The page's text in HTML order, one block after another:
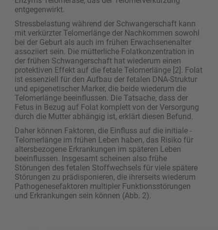
entgegenwirkt.
Stressbelastung während der Schwangerschaft kann
mit verkürzter Telomerlänge der Nachkommen sowohl
bei der Geburt als auch im frühen Erwachsenenalter
assoziiert sein. Die mütterliche Folatkonzentration in
der frühen Schwangerschaft hat wiederum einen
protektiven Effekt auf die fetale Telomerlänge [2]. Folat
ist essenziell für den ­Aufbau der fetalen DNA-Struktur
und epigenetischer Marker, die beide wiederum die
Telomerlänge beeinflussen. Die Tatsache, dass der
Fetus in Bezug auf Folat komplett von der Versorgung
durch die Mutter abhängig ist, erklärt diesen Befund.
Daher können Faktoren, die Einfluss auf die initiale ­
Telomerlänge im frühen Leben haben, das Risiko für
altersbezogene Erkrankungen im späteren Leben
beeinflussen. Insgesamt scheinen also frühe
Störungen des fetalen Stoffwechsels für viele spätere
Störungen zu prädisponieren, die ihrerseits wiederum
Pathogenesefaktoren multipler Funktionsstörungen
und Erkrankungen sein können (Abb. 2).